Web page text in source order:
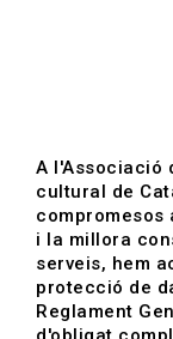
A qui
Directori
HOME /
A l'Associació
cultural de
compromesos
i la millora
serveis, hem
protecció de
Reglament